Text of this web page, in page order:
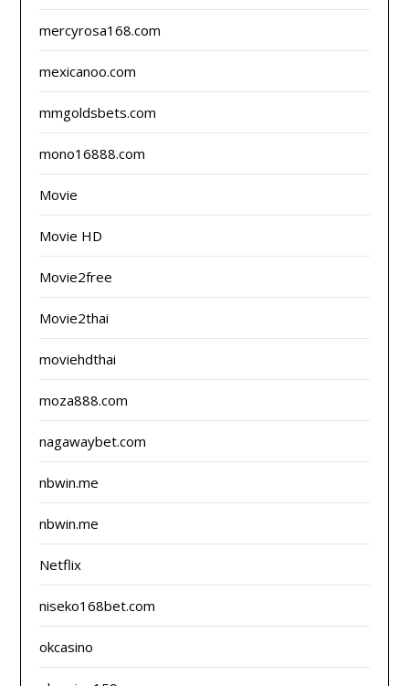
mercyrosa168.com
mexicanoo.com
mmgoldsbets.com
mono16888.com
Movie
Movie HD
Movie2free
Movie2thai
moviehdthai
moza888.com
nagawaybet.com
nbwin.me
nbwin.me
Netflix
niseko168bet.com
okcasino